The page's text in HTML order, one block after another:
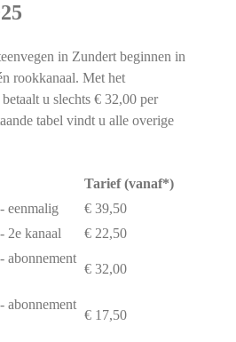
in Zundert beginnen in
rookkanaal. Met het
u slechts € 32,00 per
tabel vindt u alle overige
Tarief (vanaf*)
eenmalig
€ 39,50
2e kanaal
€ 22,50
abonnement
€ 32,00
abonnement
€ 17,50